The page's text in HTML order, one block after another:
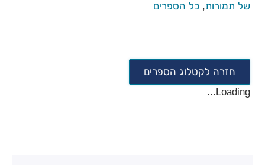
של תמורות, כל הספרים
חזרה לקטלוג הספרים
Loading...